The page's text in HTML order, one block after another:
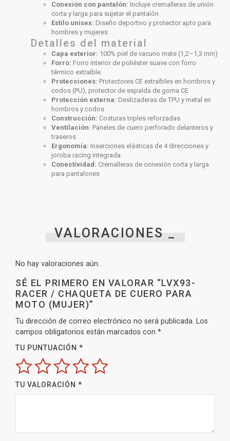
Conexión con pantalón: Incluye cremalleras de unión
corta y larga para sujetar el pantalón
Estilo unisex: Diseño deportivo y protector apto para
hombres y mujeres
Detalles del material
Capa exterior: 100% piel de vacuno mate (1,2–1,3 mm)
Forro: Forro interior de poliéster suave con forro
térmico extraíble
Protecciones: Protectores CE extraíbles en hombros y
codos (PU), protector de espalda de goma CE
Protección externa: Deslizaderas de TPU y metal en
hombros y codos
Construcción: Costuras triples reforzadas
Ventilación: Paneles de cuero perforado delanteros y
traseros
Ergonomía: Inserciones elásticas de 4 direcciones y
joroba racing integrada
Conectividad: Cremalleras de conexión corta y larga
para pantalones
VALORACIONES _
No hay valoraciones aún.
SÉ EL PRIMERO EN VALORAR “LVX93-
RACER / CHAQUETA DE CUERO PARA
MOTO (MUJER)”
Tu dirección de correo electrónico no será publicada. Los
campos obligatorios están marcados con *
TU PUNTUACIÓN *
TU VALORACIÓN *